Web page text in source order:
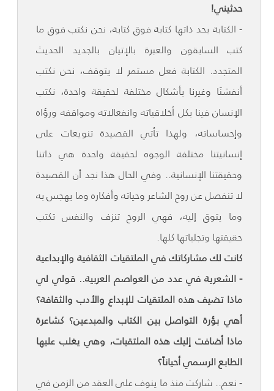
حدثيني!
- الكتابة بحد ذاتها كتابة فوق كتابة، نحن نكتب فوق ما
كتب السابقون والعبرة بالإتيان بالجديد الحديث
المتجدد. الكتابة فعل مستمر لا يتوقف، نحن نكتب
أنفسَنَا وغيرنا بأشكال مختلفة لحقيقة واحدة، نكتب
الإنسان فينا بكل أخلاقياته وانفعالاته ومواقفه ورؤاه
وإحساساته، ولهذا تأتي القصيدة تنويعات على
إنسانيتنا مختلفة الوجوه لحقيقة واحدة هي ذاتنا
وحقيقتنا الإنسانية.. وفي الحال هذا نجد أن القصيدة
لا تنفصل عن روح الشاعر وحياته وأفكاره وما يهجس به
وما يتوق إليه، فهي الروح تنزف والنفس تكتب
حقيقتها وتجلياتها كلها.
كانت لك مشاركاتك في الملتقيات الثقافية والإبداعية
- الشعرية في عدد من العواصم العربية.. قولي لي
ماذا تضيف هذه الملتقيات للإبداع والأدب والثقافة؟
أهي بؤرة التواصل بين الكتاب والمبدعين؟ كشاعرة
ماذا أضافت إليك هذه الملتقيات، وهي يغلب عليها
الطابع الرسمي أحياناً؟
- نعم.. شاركت منذ ما ينوف على العقد من الزمن في